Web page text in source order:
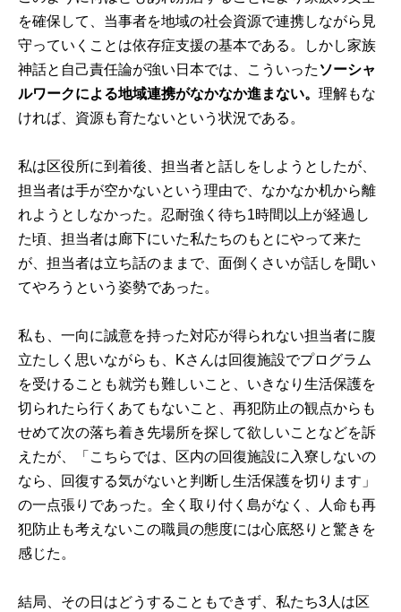
を確保して、当事者を地域の社会資源で連携しながら見
守っていくことは依存症支援の基本である。しかし家族
神話と自己責任論が強い日本では、こういった ソーシャ
ルワークによる地域連携がなかなか進まない。理解もな
ければ、資源も育たないという状況である。
私は区役所に到着後、担当者と話しをしようとしたが、
担当者は手が空かないという理由で、なかなか机から離
れようとしなかった。忍耐強く待ち1時間以上が経過し
た頃、担当者は廊下にいた私たちのもとにやって来た
が、担当者は立ち話のままで、面倒くさいが話しを聞い
てやろうという姿勢であった。
私も、一向に誠意を持った対応が得られない担当者に腹
立たしく思いながらも、Kさんは回復施設でプログラム
を受けることも就労も難しいこと、いきなり生活保護を
切られたら行くあてもないこと、再犯防止の観点からも
せめて次の落ち着き先場所を探して欲しいことなどを訴
えたが、「こちらでは、区内の回復施設に入寮しないの
なら、回復する気がないと判断し生活保護を切ります」
の一点張りであった。全く取り付く島がなく、人命も再
犯防止も考えないこの職員の態度には心底怒りと驚きを
感じた。
結局、その日はどうすることもできず、私たち3人は区